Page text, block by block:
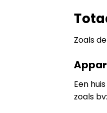
Zoals
Een
zoals bv: